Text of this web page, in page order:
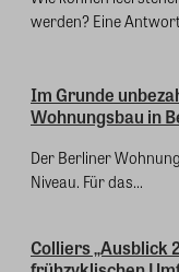
werden? Eine
Im Grunde
Wohnungsbau in
Der Berliner
Niveau. Für das...
Colliers „Ausblick